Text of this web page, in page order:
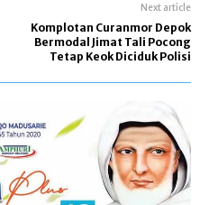
Next article
Komplotan Curanmor Depok
Bermodal Jimat Tali Pocong
Tetap Keok Diciduk Polisi